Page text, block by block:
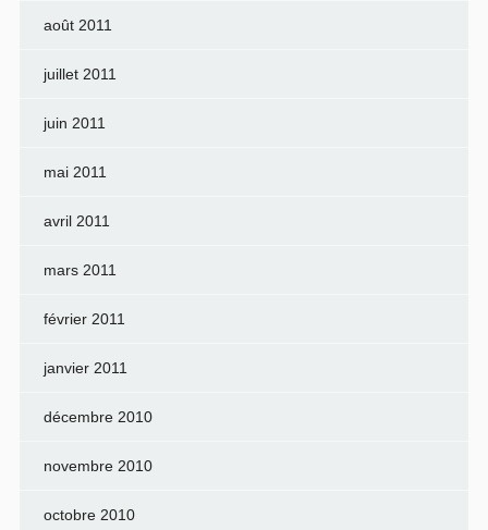
août 2011
juillet 2011
juin 2011
mai 2011
avril 2011
mars 2011
février 2011
janvier 2011
décembre 2010
novembre 2010
octobre 2010